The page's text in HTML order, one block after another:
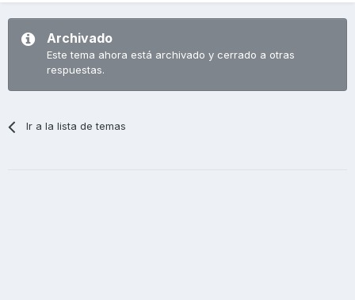
Archivado
Este tema ahora está archivado y cerrado a otras
respuestas.
Ir a la lista de temas